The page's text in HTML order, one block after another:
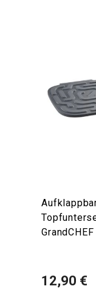
GrandCHEF
12,90 €